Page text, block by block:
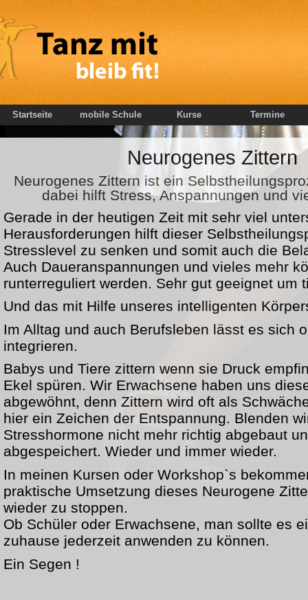
Neurogenes Zittern
Neurogenes Zittern ist ein
dabei hilft Stress, Anspannungen und
Gerade in der heutigen Zeit mit sehr viel
Herausforderungen hilft dieser
Stresslevel zu senken und somit auch die
Auch Daueranspannungen und vieles mehr
runterreguliert werden. Sehr gut geeignet um
Und das mit Hilfe unseres intelligenten
Im Alltag und auch Berufsleben lässt es sich
integrieren.
Babys und Tiere zittern wenn sie Druck
Ekel spüren. Wir Erwachsene haben uns
abgewöhnt, denn Zittern wird oft als
hier ein Zeichen der Entspannung. Blenden
Stresshormone nicht mehr richtig abgebaut
abgespeichert. Wieder und immer wieder.
In meinen Kursen oder Workshop`s
praktische Umsetzung dieses Neurogene
wieder zu stoppen.
Ob Schüler oder Erwachsene, man sollte es
zuhause jederzeit anwenden zu können.
Ein Segen !
Startseite mobile Schule Kurse Termine